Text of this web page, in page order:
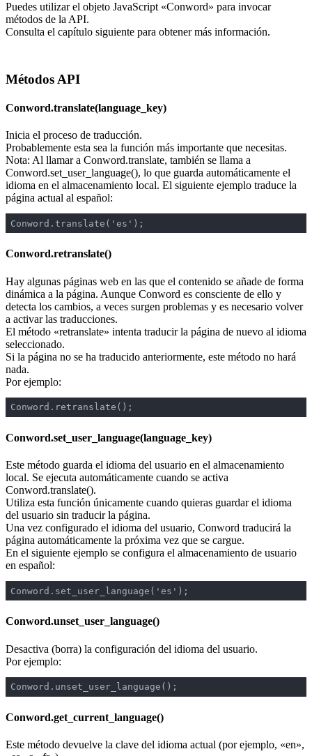
Puedes utilizar el objeto JavaScript «Conword» para invocar
métodos de la API.
Consulta el capítulo siguiente para obtener más información.
Métodos API
Conword.translate(language_key)
Inicia el proceso de traducción.
Probablemente esta sea la función más importante que necesitas.
Nota: Al llamar a Conword.translate, también se llama a
Conword.set_user_language(), lo que guarda automáticamente el
idioma en el almacenamiento local. El siguiente ejemplo traduce la
página actual al español:
Conword.translate('es');
Conword.retranslate()
Hay algunas páginas web en las que el contenido se añade de forma
dinámica a la página. Aunque Conword es consciente de ello y
detecta los cambios, a veces surgen problemas y es necesario volver
a activar las traducciones.
El método «retranslate» intenta traducir la página de nuevo al idioma
seleccionado.
Si la página no se ha traducido anteriormente, este método no hará
nada.
Por ejemplo:
Conword.retranslate();
Conword.set_user_language(language_key)
Este método guarda el idioma del usuario en el almacenamiento
local. Se ejecuta automáticamente cuando se activa
Conword.translate().
Utiliza esta función únicamente cuando quieras guardar el idioma
del usuario sin traducir la página.
Una vez configurado el idioma del usuario, Conword traducirá la
página automáticamente la próxima vez que se cargue.
En el siguiente ejemplo se configura el almacenamiento de usuario
en español:
Conword.set_user_language('es');
Conword.unset_user_language()
Desactiva (borra) la configuración del idioma del usuario.
Por ejemplo:
Conword.unset_user_language();
Conword.get_current_language()
Este método devuelve la clave del idioma actual (por ejemplo, «en»,